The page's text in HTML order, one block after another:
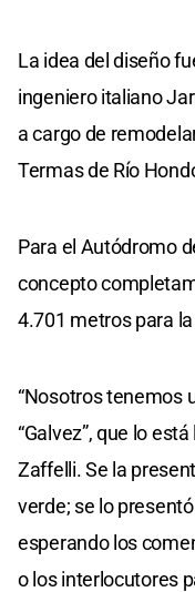
La idea del diseño
ingeniero italiano
a cargo de
Termas de Río
Para el Autódromo
concepto
4.701 metros para
“Nosotros tenemos
“Galvez”, que lo
Zaffelli. Se la
verde; se lo
esperando los
o los interlocutores